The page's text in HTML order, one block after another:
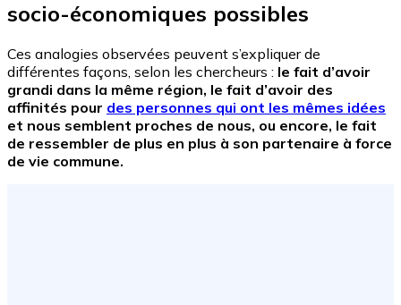
socio-économiques possibles
Ces analogies observées peuvent s’expliquer de
différentes façons, selon les chercheurs : le fait d’avoir
grandi dans la même région, le fait d’avoir des
affinités pour des personnes qui ont les mêmes idées
et nous semblent proches de nous, ou encore, le fait
de ressembler de plus en plus à son partenaire à force
de vie commune.